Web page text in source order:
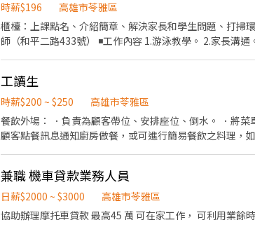
時薪$196
高雄市苓雅區
櫃檯：上課點名、介紹簡章、解決家長和學生問題、打掃環境 游泳老師： ⚠️招募9月後的老師 ◾️職缺名稱 YMCA和平會館
師（和平二路433號） ◾️工作內容 1.游泳教學。 2.家長溝通。 3.基
者、游泳校隊經驗者與有游泳教學經驗者 都一視同仁皆須接受ymca游泳教學培訓！ 🪧職缺人數僅供參考，此篇投遞刊登30日，
但仍可能有職缺，建議連結以下1.2.3資訊！。 ‼️若小雞未回覆，不代表額滿！可以⬇️ 1.⬇️ 打公司電話077165091轉206詢問 2.⬇️
職缺介紹 https://kaohsiung-ymca-careers.dark-apple-
https://www.instagram.com/
工讀生
時薪$200 ~ $250
高雄市苓雅區
餐飲外場： ．負責為顧客帶位、安排座位、倒水。 ．將
顧客點餐訊息通知廚房做餐，或可進行簡易餐飲之料理，
重量。 ．負責擺盤、打包外帶服務。
兼職 機車貸款業務人員
日薪$2000 ~ $3000
高雄市苓雅區
協助辦理摩托車貸款 最高45 萬 可在家工作， 可利用業餘